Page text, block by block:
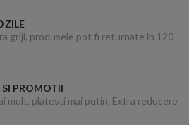
ZILE
griji, produsele pot fi returnate in 120
SI PROMOTII
mult, platesti mai putin. Extra reducere